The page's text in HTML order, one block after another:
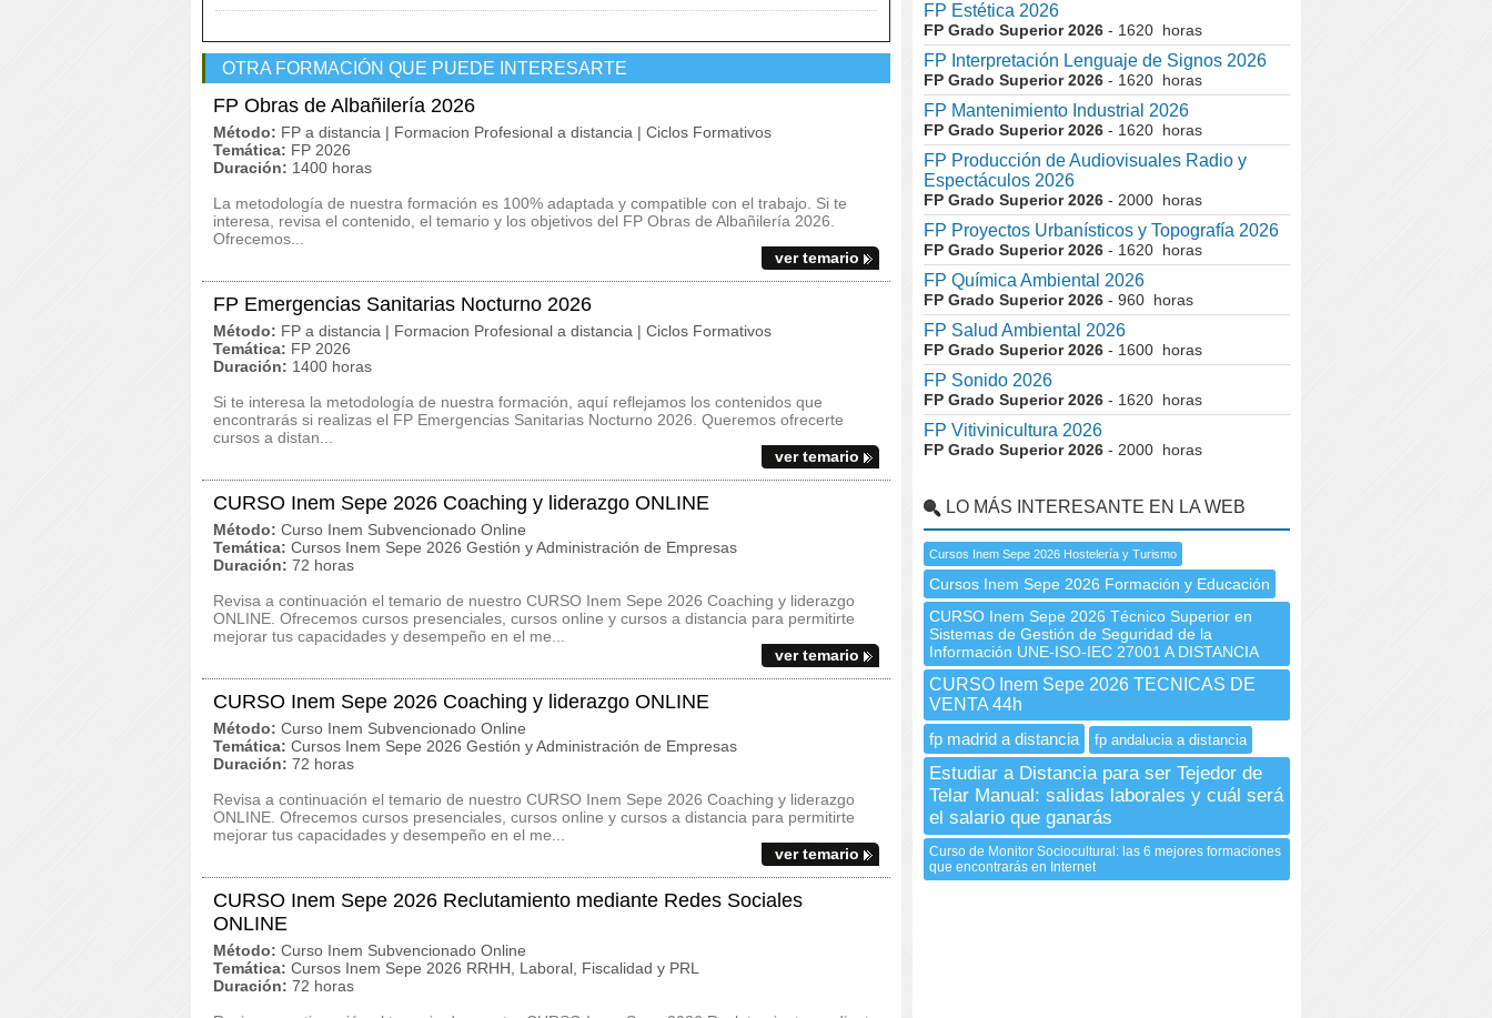
OTRA FORMACIÓN QUE PUEDE INTERESARTE
FP Obras de Albañilería 2026
Método: FP a distancia | Formacion Profesional a distancia | Ciclos Formativos
Temática: FP 2026
Duración: 1400 horas
La metodología de nuestra formación es 100% adaptada y compatible con el trabajo. Si te
interesa, revisa el contenido, el temario y los objetivos del FP Obras de Albañilería 2026.
Ofrecemos...
ver temario
FP Emergencias Sanitarias Nocturno 2026
Método: FP a distancia | Formacion Profesional a distancia | Ciclos Formativos
Temática: FP 2026
Duración: 1400 horas
Si te interesa la metodología de nuestra formación, aquí reflejamos los contenidos que
encontrarás si realizas el FP Emergencias Sanitarias Nocturno 2026. Queremos ofrecerte
cursos a distan...
ver temario
CURSO Inem Sepe 2026 Coaching y liderazgo ONLINE
Método: Curso Inem Subvencionado Online
Temática: Cursos Inem Sepe 2026 Gestión y Administración de Empresas
Duración: 72 horas
Revisa a continuación el temario de nuestro CURSO Inem Sepe 2026 Coaching y liderazgo
ONLINE. Ofrecemos cursos presenciales, cursos online y cursos a distancia para permitirte
mejorar tus capacidades y desempeño en el me...
ver temario
CURSO Inem Sepe 2026 Coaching y liderazgo ONLINE
Método: Curso Inem Subvencionado Online
Temática: Cursos Inem Sepe 2026 Gestión y Administración de Empresas
Duración: 72 horas
Revisa a continuación el temario de nuestro CURSO Inem Sepe 2026 Coaching y liderazgo
ONLINE. Ofrecemos cursos presenciales, cursos online y cursos a distancia para permitirte
mejorar tus capacidades y desempeño en el me...
ver temario
CURSO Inem Sepe 2026 Reclutamiento mediante Redes Sociales
ONLINE
Método: Curso Inem Subvencionado Online
Temática: Cursos Inem Sepe 2026 RRHH, Laboral, Fiscalidad y PRL
Duración: 72 horas
FP Estética 2026
FP Grado Superior 2026 - 1620 horas
FP Interpretación Lenguaje de Signos 2026
FP Grado Superior 2026 - 1620 horas
FP Mantenimiento Industrial 2026
FP Grado Superior 2026 - 1620 horas
FP Producción de Audiovisuales Radio y
Espectáculos 2026
FP Grado Superior 2026 - 2000 horas
FP Proyectos Urbanísticos y Topografía 2026
FP Grado Superior 2026 - 1620 horas
FP Química Ambiental 2026
FP Grado Superior 2026 - 960 horas
FP Salud Ambiental 2026
FP Grado Superior 2026 - 1600 horas
FP Sonido 2026
FP Grado Superior 2026 - 1620 horas
FP Vitivinicultura 2026
FP Grado Superior 2026 - 2000 horas
LO MÁS INTERESANTE EN LA WEB
Cursos Inem Sepe 2026 Hostelería y Turismo
Cursos Inem Sepe 2026 Formación y Educación
CURSO Inem Sepe 2026 Técnico Superior en
Sistemas de Gestión de Seguridad de la
Información UNE-ISO-IEC 27001 A DISTANCIA
CURSO Inem Sepe 2026 TECNICAS DE
VENTA 44h
fp madrid a distancia
fp andalucia a distancia
Estudiar a Distancia para ser Tejedor de
Telar Manual: salidas laborales y cuál será
el salario que ganarás
Curso de Monitor Sociocultural: las 6 mejores formaciones
que encontrarás en Internet